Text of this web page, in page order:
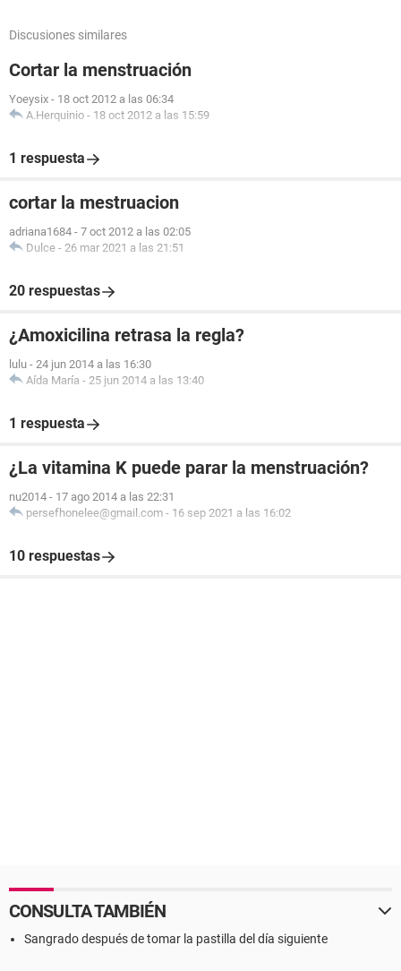
Discusiones similares
Cortar la menstruación
Yoeysix - 18 oct 2012 a las 06:34
A.Herquinio - 18 oct 2012 a las 15:59
1 respuesta
cortar la mestruacion
adriana1684 - 7 oct 2012 a las 02:05
Dulce - 26 mar 2021 a las 21:51
20 respuestas
¿Amoxicilina retrasa la regla?
lulu - 24 jun 2014 a las 16:30
Aída María - 25 jun 2014 a las 13:40
1 respuesta
¿La vitamina K puede parar la menstruación?
nu2014 - 17 ago 2014 a las 22:31
persefhonelee@gmail.com - 16 sep 2021 a las 16:02
10 respuestas
CONSULTA TAMBIÉN
Sangrado después de tomar la pastilla del día siguiente